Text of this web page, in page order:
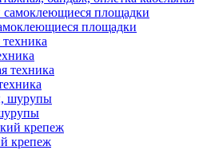
площадки
крепеж